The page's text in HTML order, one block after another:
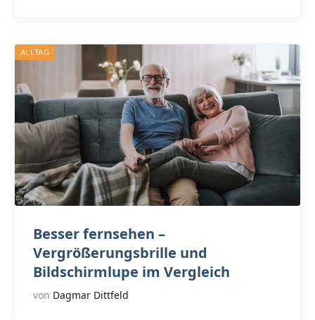
ALLTAG
Besser fernsehen –
Vergrößerungsbrille und
Bildschirmlupe im Vergleich
von Dagmar Dittfeld